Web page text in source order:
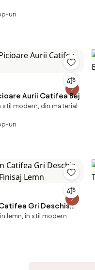
uri
Aurii Catifea Bej
stil modern, din material
uri
Gri Deschis
Lemn
lemn, în stil modern